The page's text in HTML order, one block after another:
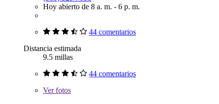
Hoy abierto de 8 a. m. - 6 p. m.
44 comentarios
Distancia estimada
9.5 millas
44 comentarios
Verfotos